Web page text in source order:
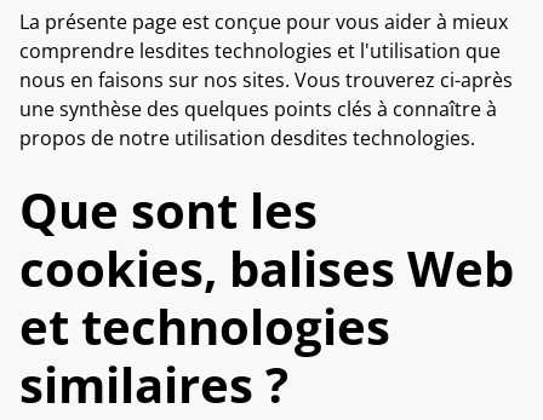
La présente page est conçue pour vous aider à mieux
comprendre lesdites technologies et l'utilisation que
nous en faisons sur nos sites. Vous trouverez ci-après
une synthèse des quelques points clés à connaître à
propos de notre utilisation desdites technologies.
Que sont les
cookies, balises Web
et technologies
similaires ?